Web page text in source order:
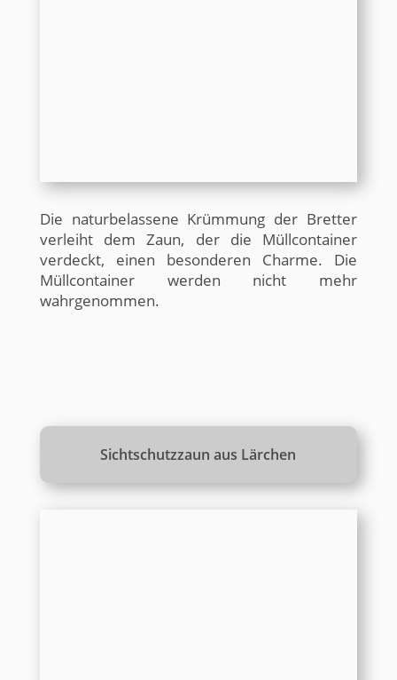
Die naturbelassene Krümmung der Bretter
verleiht dem Zaun, der die Müllcontainer
verdeckt, einen besonderen Charme. Die
Müllcontainer werden nicht mehr
wahrgenommen.
Sichtschutzzaun aus Lärchen